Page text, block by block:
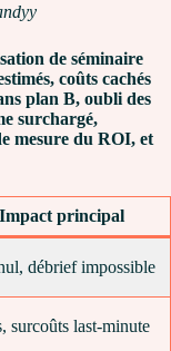
de séminaire
coûts cachés
plan B, oubli des
surchargé,
mesure du ROI, et
Impact principal
débrief impossible
surcoûts last-minute